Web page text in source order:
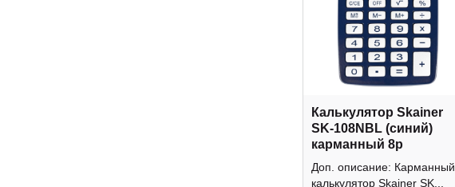
Калькулятор Skainer
SK-108NBL (синий)
карманный 8р
Доп. описание: Карманный
калькулятор Skainer SK...